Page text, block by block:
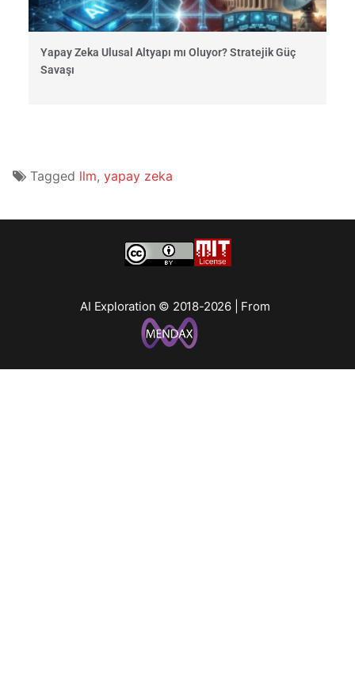
Yapay Zeka Ulusal Altyapı mı Oluyor? Stratejik Güç
Savaşı
Tagged llm, yapay zeka
AI Exploration © 2018-2026 | From